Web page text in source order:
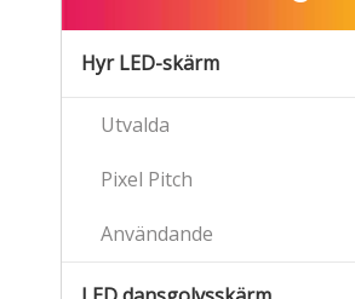
Hyr LED-skärm
Utvalda
Pixel Pitch
Användande